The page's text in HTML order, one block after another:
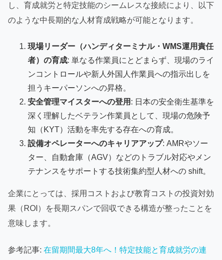
し、育成就労と特定技能のシームレスな接続により、以下
のような中長期的な人材育成戦略が可能となります。
現場リーダー（ハンディターミナル・WMS運用責任
者）の育成: 単なる作業員にとどまらず、現場のライ
ンコントロールや新人外国人作業員への指示出しを
担うキーパーソンへの昇格。
安全管理マイスターへの登用 : 日本の安全衛生基準を
深く理解したベテラン作業員として、現場の危険予
知（KYT）活動を率先する存在への育成。
設備オペレーターへのキャリアアップ: AMRやソー
ター、自動倉庫（AGV）などのトラブル対応やメン
テナンスをサポートする技術集約型人材への shift。
企業にとっては、採用コストおよび教育コストの投資対効
果（ROI）を長期スパンで回収できる構造が整ったことを
意味します。
参考記事: 在留期間最大8年へ！特定技能と育成就労の連